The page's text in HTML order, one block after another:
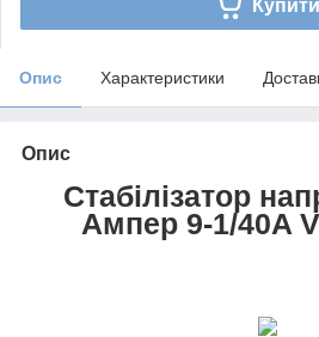
Купити
Опис Характеристики
Опис
Стабілізатор
Ампер 9-1/40A